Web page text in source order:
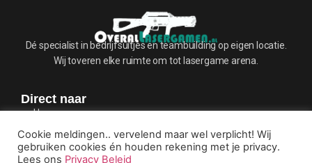
Dé specialist in bedrijfsuitjes en teambuilding op eigen locatie.
Wij toveren elke ruimte om tot lasergame arena.
Direct naar
Home
Outdoor Lasergamen
Lasergamen op school
Lasergamen op kantoor
Cookie meldingen.. vervelend maar wel verplicht! Wij
gebruiken cookies én houden rekening met je privacy.
Lees ons Privacy Beleid